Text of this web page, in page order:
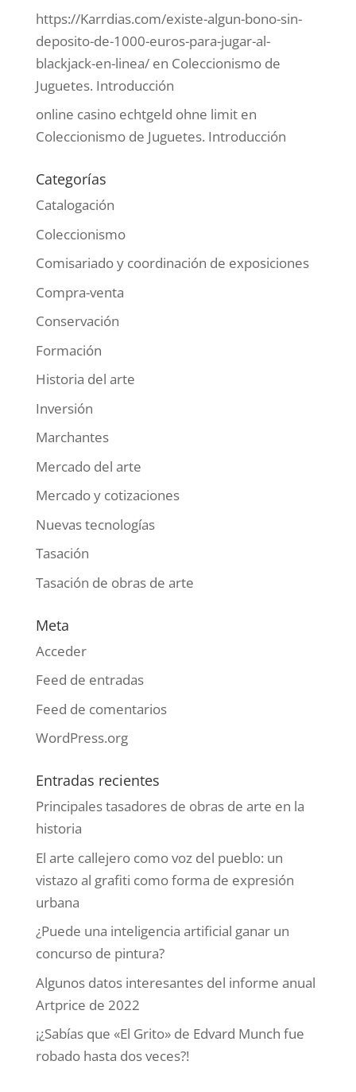
https://Karrdias.com/existe-algun-bono-sin-
deposito-de-1000-euros-para-jugar-al-
blackjack-en-linea/en Coleccionismo de
Juguetes. Introducción
online casino echtgeld ohne limiten
Coleccionismo de Juguetes. Introducción
Categorías
Catalogación
Coleccionismo
Comisariado y coordinación de exposiciones
Compra-venta
Conservación
Formación
Historia del arte
Inversión
Marchantes
Mercado del arte
Mercado y cotizaciones
Nuevas tecnologías
Tasación
Tasación de obras de arte
Meta
Acceder
Feed de entradas
Feed de comentarios
WordPress.org
Entradas recientes
Principales tasadores de obras de arte en la
historia
El arte callejero como voz del pueblo: un
vistazo al grafiti como forma de expresión
urbana
¿Puede una inteligencia artificial ganar un
concurso de pintura?
Algunos datos interesantes del informe anual
Artprice de 2022
¡¿Sabías que «El Grito» de Edvard Munch fue
robado hasta dos veces?!